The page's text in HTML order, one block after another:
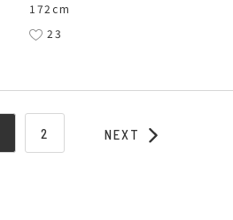
172cm
23
2 NEXT